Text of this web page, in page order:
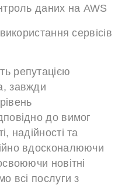
даних на AWS
сервісів
репутацією
завжди
до вимог
надійності та
вдосконалюючи
новітні
всі послуги з